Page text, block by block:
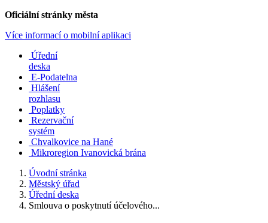
Oficiální stránky města
Více informací o mobilní aplikaci
Úřední
deska
E-Podatelna
Hlášení
rozhlasu
Poplatky
Rezervační
systém
Chvalkovice na Hané
Mikroregion Ivanovická brána
Úvodní stránka
Městský úřad
Úřední deska
Smlouva o poskytnutí účelového...